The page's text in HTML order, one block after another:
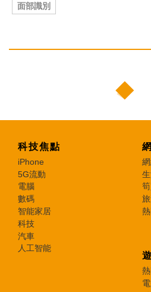
面部識別
科技焦點
iPhone
5G流動
電腦
數碼
智能家居
科技
汽車
人工智能